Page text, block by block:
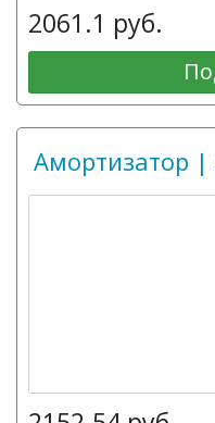
2061.1 руб.
Амортизатор |